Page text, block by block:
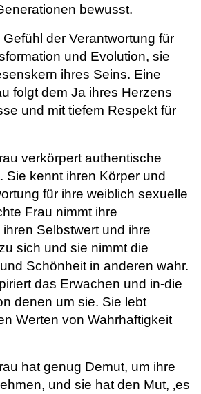
bewusst.
der Verantwortung für
und Evolution, sie
ihres Seins. Eine
folgt dem Ja ihres Herzens
und mit tiefem Respekt für
verkörpert authentische
Sie kennt ihren Körper und
für ihre weiblich sexuelle
Frau nimmt ihre
Selbstwert und ihre
sich und sie nimmt die
Schönheit in anderen wahr.
das Erwachen und in-die
denen um sie. Sie lebt
Werten von Wahrhaftigkeit
hat genug Demut, um ihre
und sie hat den Mut, ‚es